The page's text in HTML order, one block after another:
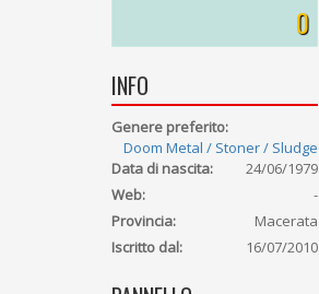
0
INFO
Genere preferito:
Doom Metal / Stoner / Sludge
Data di nascita:
24/06/1979
Web:
-
Provincia:
Macerata
Iscritto dal:
16/07/2010